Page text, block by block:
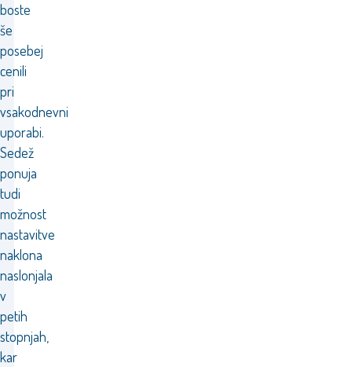
boste
še
posebej
cenili
pri
vsakodnevni
uporabi.
Sedež
ponuja
tudi
možnost
nastavitve
naklona
naslonjala
v
petih
stopnjah,
kar